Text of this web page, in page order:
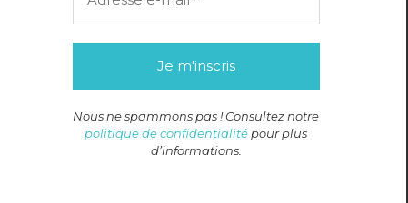
Nous ne spammons pas ! Consultez notre
politique de confidentialité pour plus
d’informations.